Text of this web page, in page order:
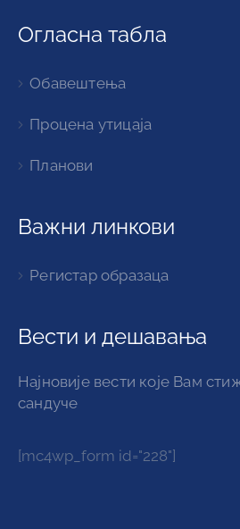
Огласна табла
Обавештења
Процена утицаја
Планови
Важни линкови
Регистар образаца
Вести и дешавања
Најновије вести које Вам
сандуче
[mc4wp_form id="228"]